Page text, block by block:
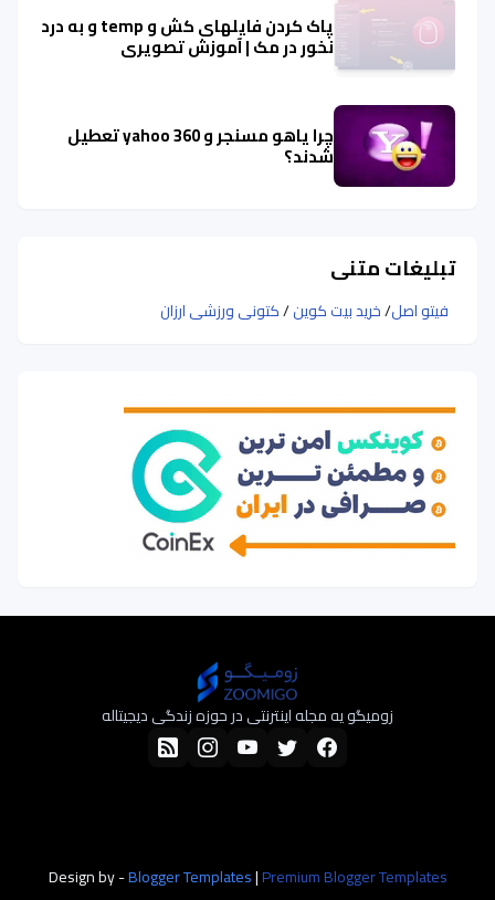
پاک کردن فایلهای کش و temp و به درد
نخور در مک | آموزش تصویری
چرا یاهو مسنجر و yahoo 360 تعطیل
شدند؟
تبلیغات متنی
فیتو اصل/خرید بیت کوین/کتونی ورزشی ارزان
زومیگو یه مجله اینترنتی در حوزه زندگی دیجیتاله
Design by -Blogger Templates|Premium Blogger Templates